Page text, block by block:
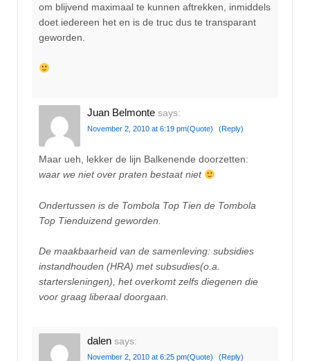
om blijvend maximaal te kunnen aftrekken, inmiddels
doet iedereen het en is de truc dus te transparant
geworden.
Juan Belmonte says:
November 2, 2010 at 6:19 pm(Quote) (Reply)
Maar ueh, lekker de lijn Balkenende doorzetten:
waar we niet over praten bestaat niet
Ondertussen is de Tombola Top Tien de Tombola
Top Tienduizend geworden.
De maakbaarheid van de samenleving: subsidies
instandhouden (HRA) met subsudies(o.a.
startersleningen), het overkomt zelfs diegenen die
voor graag liberaal doorgaan.
dalen says:
November 2, 2010 at 6:25 pm(Quote) (Reply)